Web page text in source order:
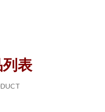
表